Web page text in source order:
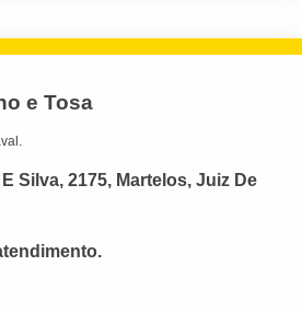
e Tosa
Silva, 2175, Martelos, Juiz De